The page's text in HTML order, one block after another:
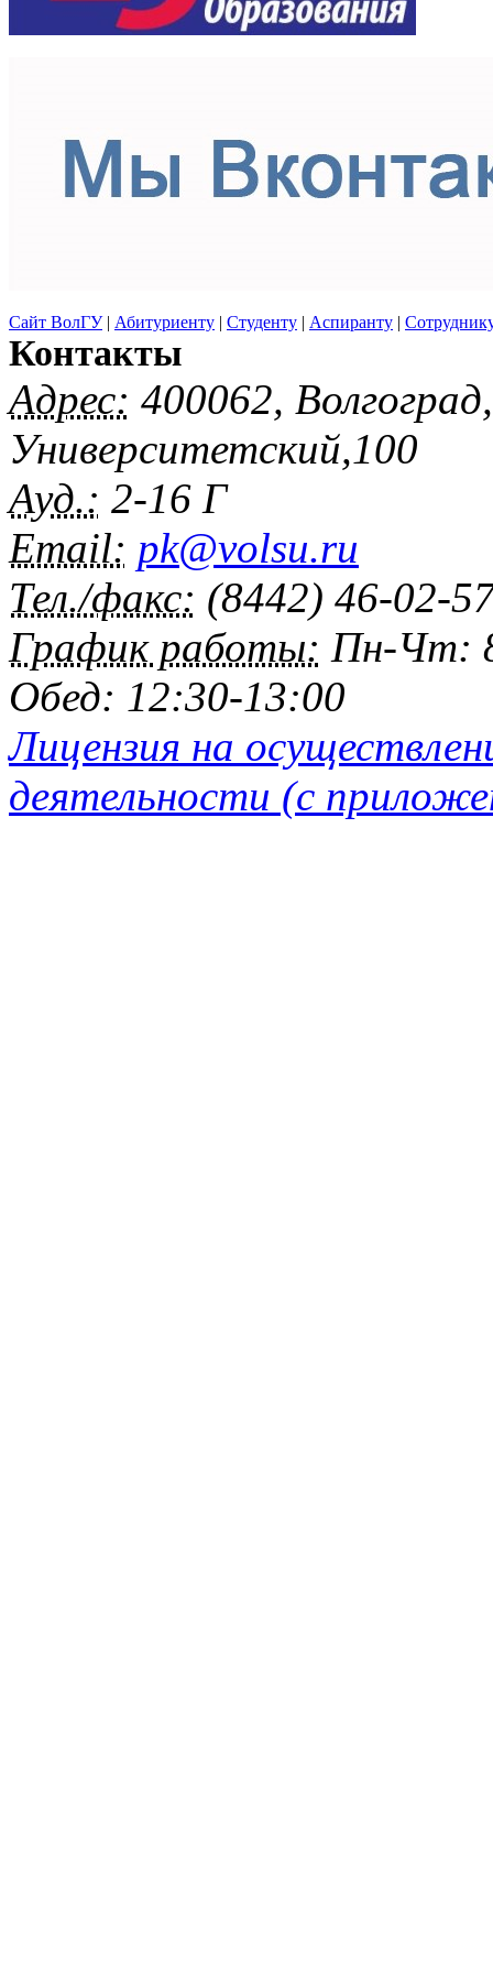
Сайт ВолГУ| Абитуриенту | Студенту | Аспиранту |
Контакты
Адрес: 400062,
Университетский,100
Ауд.: 2-16 Г
Email: pk@volsu.ru
Тел./факс: (8442) 46-02-
График работы: Пн-Чт:
Обед: 12:30-13:00
Лицензия на
деятельности (с